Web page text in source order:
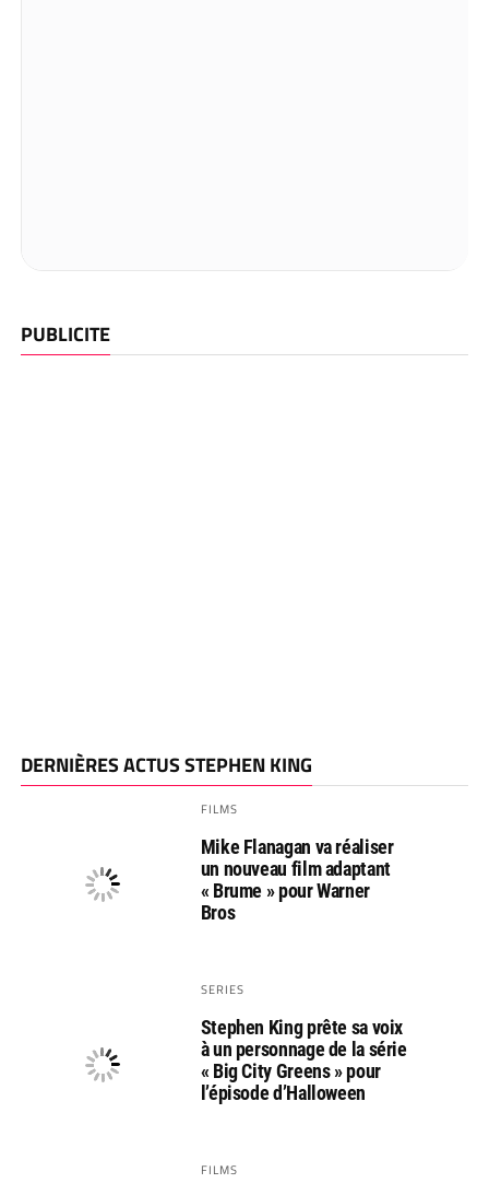
PUBLICITE
DERNIÈRES ACTUS STEPHEN KING
FILMS
Mike Flanagan va réaliser
un nouveau film adaptant
« Brume » pour Warner
Bros
SERIES
Stephen King prête sa voix
à un personnage de la série
« Big City Greens » pour
l’épisode d’Halloween
FILMS